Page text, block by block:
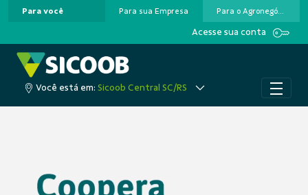
Pular para o Conteúdo principal
Para você Para sua Empresa Para o Agronegócio
Acesse sua conta
Você está em: Sicoob Central SC/RS